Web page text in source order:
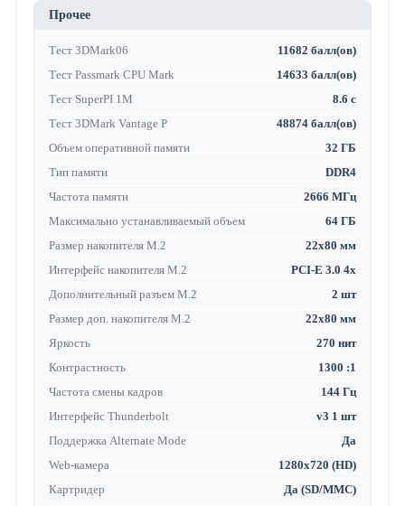
Прочее
Тест 3DMark06
11682 балл(ов)
Тест Passmark CPU Mark
14633 балл(ов)
Тест SuperPI 1M
8.6 с
Тест 3DMark Vantage P
48874 балл(ов)
Объем оперативной памяти
32 ГБ
Тип памяти
DDR4
Частота памяти
2666 МГц
Максимально устанавливаемый объем
64 ГБ
Размер накопителя M.2
22x80 мм
Интерфейс накопителя M.2
PCI-E 3.0 4x
Дополнительный разъем M.2
2 шт
Размер доп. накопителя M.2
22x80 мм
Яркость
270 нит
Контрастность
1300 :1
Частота смены кадров
144 Гц
Интерфейс Thunderbolt
v3 1 шт
Поддержка Alternate Mode
Да
Web-камера
1280x720 (HD)
Картридер
Да (SD/MMC)